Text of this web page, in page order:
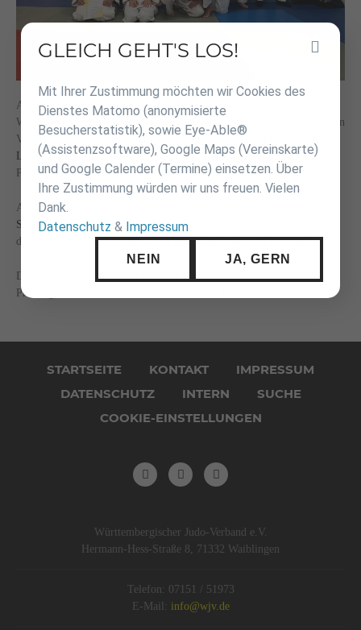
Am 30. November 2025fand inHeilbronneine Dan-Prüfung des
Württembergischen Judo-Verbands statt. Insgesamt
aus den
Vereinen
,JC Kano Heilbronn JC Bietigheim
LudwigsburgundTV Flein stellten sich den Herausforderungen der
Prüfungen vom1. bis zum 3. Dan.
Als Prüfer des Württembergischen Judo-Verbands waren
Schlegel,Dr. Tilo Gold undHubert Rody
die Judoka durch einen intensiven und anspruchsvollen Prüfungstag.
Der Württembergische Judo-Verband gratuliert allen erfolgreichen
Prüflingen herzlich zu ihren neuen Dan-Graden.
überspringenSTARTSEITE KONTAKT
IMPRESSUM
DATENSCHUTZ
INTERN
SUCHE
COOKIE-EINSTELLUNGEN
Württembergischer Judo-Verband e.V.
Hermann-Hess-Straße 8, 71332 Waiblingen
Telefon: 07151 / 51973
E-Mail: info@wjv.de
Inhalt
GLEICH GEHT'S LOS!
Mit Ihrer Zustimmung möchten wir Cookies des
Dienstes Matomo (anonymisierte
Besucherstatistik), sowie Eye-Able®
(Assistenzsoftware), Google Maps (Vereinskarte)
und Google Calender (Termine) einsetzen. Über
Ihre Zustimmung würden wir uns freuen. Vielen
Dank.
Datenschutz & Impressum
NEIN JA, GERN